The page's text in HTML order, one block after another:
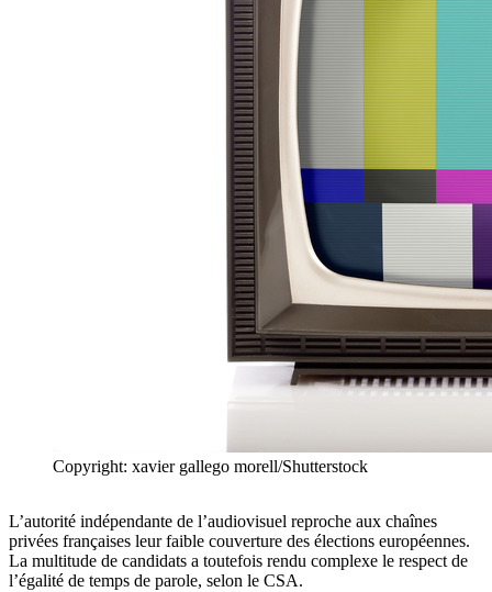
Copyright: xavier gallego morell/Shutterstock
L’autorité indépendante de l’audiovisuel reproche aux chaînes
privées françaises leur faible couverture des élections européennes.
La multitude de candidats a toutefois rendu complexe le respect de
l’égalité de temps de parole, selon le CSA.